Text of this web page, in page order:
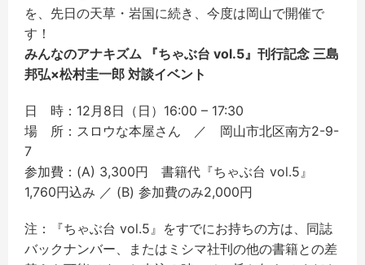
を、先日の天草・岩国に続き、今度は岡山で開催で
す！
みんなのアナキズム 『ちゃぶ台 vol.5』刊行記念 三島
邦弘×松村圭一郎 対談イベント
日 時：12月8日（日）16:00 – 17:30
場 所：スロウな本屋さん ／ 岡山市北区南方2-9-
7
参加費：(A) 3,300円 書籍代『ちゃぶ台 vol.5』
1,760円込み ／ (B) 参加費のみ2,000円
注：『ちゃぶ台 vol.5』をすでにお持ちの方は、同誌
バックナンバー、またはミシマ社刊の他の書籍との差